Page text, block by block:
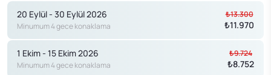
20 Eylül - 30 Eylül 2026
Minumum 4 gece konaklama
₺13.300
₺11.970
1 Ekim - 15 Ekim 2026
Minumum 4 gece konaklama
₺9.724
₺8.752